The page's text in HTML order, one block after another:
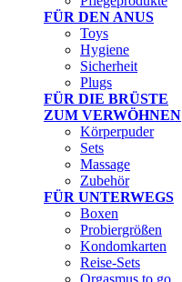
FÜR DEN ANUS
Toys
Hygiene
Sicherheit
Plugs
FÜR DIE BRÜSTE
ZUM VERWÖHNEN
Körperpuder
Sets
Massage
Zubehör
FÜR UNTERWEGS
Boxen
Probiergrößen
Kondomkarten
Reise-Sets
Orgasmus to go